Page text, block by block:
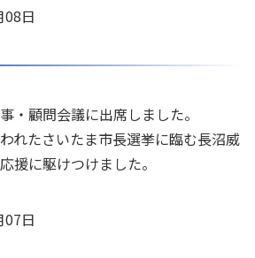
日
・顧問会議に出席しました。
れたさいたま市長選挙に臨む長沼威
援に駆けつけました。
日